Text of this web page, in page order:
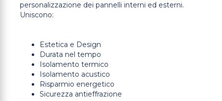
personalizzazione dei pannelli interni ed esterni.
Uniscono:
Estetica e Design
Durata nel tempo
Isolamento termico
Isolamento acustico
Risparmio energetico
Sicurezza antieffrazione